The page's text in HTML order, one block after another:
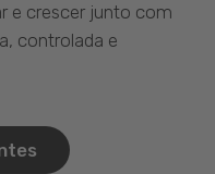
e crescer junto com
controlada e